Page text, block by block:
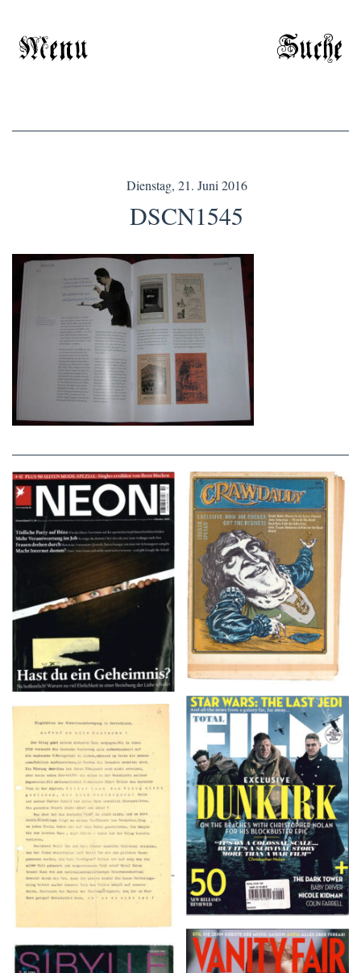
Menu Suche
Dienstag, 21. Juni 2016
DSCN1545
NEON – OKTOBER
2008
Crawdaddy – June/11/72
TOTAL FILM #260 –
SUMMER 2017
Flugblätter der Weissen
Rose – V, Januar 1943